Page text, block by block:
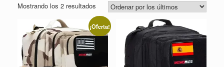
Mostrando los 2 resultados Ordenado
por
los
últimos
¡Oferta!